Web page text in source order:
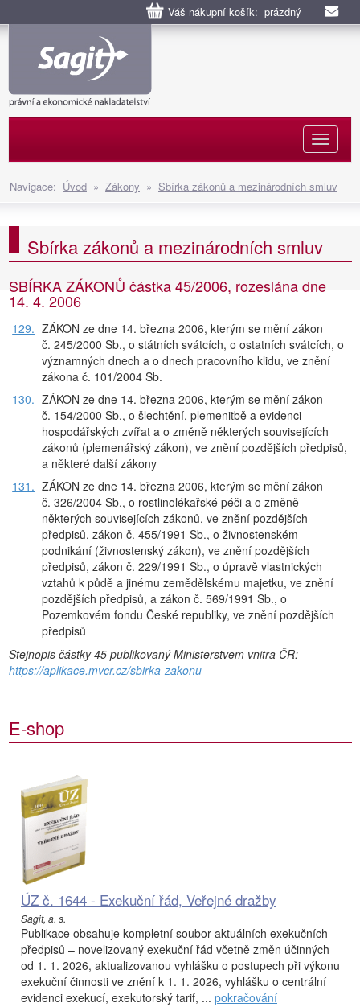
Váš nákupní košík: prázdný
Navigace: Úvod » Zákony » Sbírka zákonů a mezinárodních smluv
Sbírka zákonů a mezinárodních smluv
SBÍRKA ZÁKONŮ částka 45/2006, rozeslána dne
14. 4. 2006
129. ZÁKON ze dne 14. března 2006, kterým se mění zákon
č. 245/2000 Sb., o státních svátcích, o ostatních svátcích, o
významných dnech a o dnech pracovního klidu, ve znění
zákona č. 101/2004 Sb.
130. ZÁKON ze dne 14. března 2006, kterým se mění zákon
č. 154/2000 Sb., o šlechtění, plemenitbě a evidenci
hospodářských zvířat a o změně některých souvisejících
zákonů (plemenářský zákon), ve znění pozdějších předpisů,
a některé další zákony
131. ZÁKON ze dne 14. března 2006, kterým se mění zákon
č. 326/2004 Sb., o rostlinolékařské péči a o změně
některých souvisejících zákonů, ve znění pozdějších
předpisů, zákon č. 455/1991 Sb., o živnostenském
podnikání (živnostenský zákon), ve znění pozdějších
předpisů, zákon č. 229/1991 Sb., o úpravě vlastnických
vztahů k půdě a jinému zemědělskému majetku, ve znění
pozdějších předpisů, a zákon č. 569/1991 Sb., o
Pozemkovém fondu České republiky, ve znění pozdějších
předpisů
Stejnopis částky 45 publikovaný Ministerstvem vnitra ČR:
https://aplikace.mvcr.cz/sbirka-zakonu
E-shop
ÚZ č. 1644 - Exekuční řád, Veřejné dražby
Sagit, a. s.
Publikace obsahuje kompletní soubor aktuálních exekučních
předpisů – novelizovaný exekuční řád včetně změn účinných
od 1. 1. 2026, aktualizovanou vyhlášku o postupech při výkonu
exekuční činnosti ve znění k 1. 1. 2026, vyhlášku o centrální
evidenci exekucí, exekutorský tarif, ... pokračování